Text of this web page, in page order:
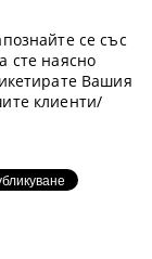
се със
сте наясно
Вашия
клиенти/